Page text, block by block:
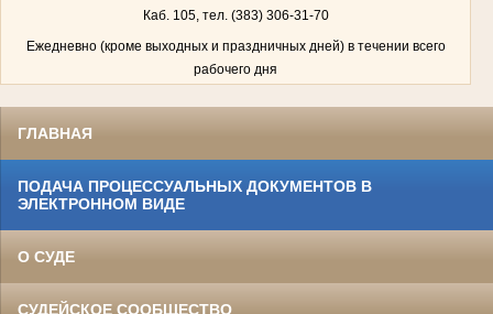
Каб. 105, тел. (383) 306-31-70
Ежедневно (кроме выходных и праздничных дней) в течении всего
рабочего дня
ГЛАВНАЯ
ПОДАЧА ПРОЦЕССУАЛЬНЫХ ДОКУМЕНТОВ В
ЭЛЕКТРОННОМ ВИДЕ
О СУДЕ
СУДЕЙСКОЕ СООБЩЕСТВО